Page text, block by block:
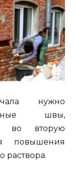
нужно
швы,
во вторую
повышения
раствора.